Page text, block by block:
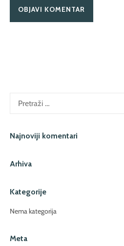
Najnoviji komentari
Arhiva
Kategorije
Nema kategorija
Meta